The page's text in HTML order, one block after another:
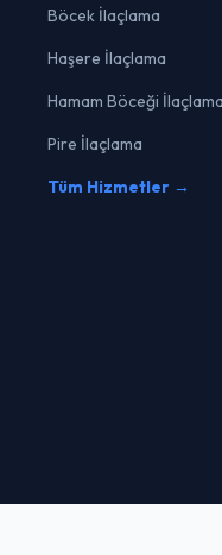
Böcek İlaçlama
Haşere İlaçlama
Hamam Böceği İlaçlama
Pire İlaçlama
Tüm Hizmetler →